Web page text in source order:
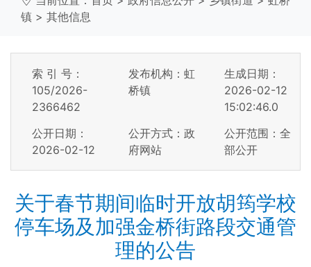
镇 > 其他信息
索 引 号：
105/2026-
2366462
发布机构：虹
桥镇
生成日期：
2026-02-12
15:02:46.0
公开日期：
2026-02-12
公开方式：政
府网站
公开范围：全
部公开
关于春节期间临时开放胡筠学校
停车场及加强金桥街路段交通管
理的公告